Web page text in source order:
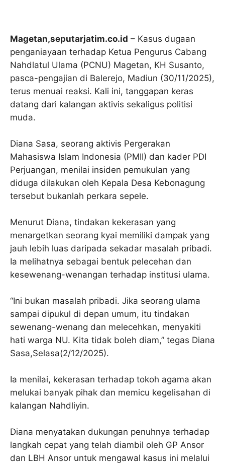
Magetan,seputarjatim.co.id – Kasus dugaan
penganiayaan terhadap Ketua Pengurus Cabang
Nahdlatul Ulama (PCNU) Magetan, KH Susanto,
pasca-pengajian di Balerejo, Madiun (30/11/2025),
terus menuai reaksi. Kali ini, tanggapan keras
datang dari kalangan aktivis sekaligus politisi
muda.
Diana Sasa, seorang aktivis Pergerakan
Mahasiswa Islam Indonesia (PMII) dan kader PDI
Perjuangan, menilai insiden pemukulan yang
diduga dilakukan oleh Kepala Desa Kebonagung
tersebut bukanlah perkara sepele.
Menurut Diana, tindakan kekerasan yang
menargetkan seorang kyai memiliki dampak yang
jauh lebih luas daripada sekadar masalah pribadi.
Ia melihatnya sebagai bentuk pelecehan dan
kesewenang-wenangan terhadap institusi ulama.
“Ini bukan masalah pribadi. Jika seorang ulama
sampai dipukul di depan umum, itu tindakan
sewenang-wenang dan melecehkan, menyakiti
hati warga NU. Kita tidak boleh diam,” tegas Diana
Sasa,Selasa(2/12/2025).
Ia menilai, kekerasan terhadap tokoh agama akan
melukai banyak pihak dan memicu kegelisahan di
kalangan Nahdliyin.
Diana menyatakan dukungan penuhnya terhadap
langkah cepat yang telah diambil oleh GP Ansor
dan LBH Ansor untuk mengawal kasus ini melalui